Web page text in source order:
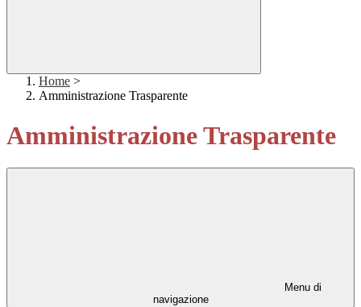
Home >
Amministrazione Trasparente
Amministrazione Trasparente
Menu di
navigazione